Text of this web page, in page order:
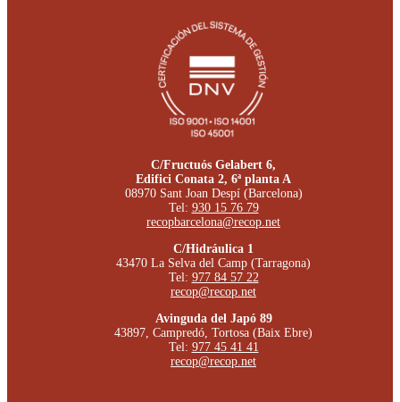
C/Fructuós Gelabert 6,
Edifici Conata 2, 6ª planta A
08970 Sant Joan Despí (Barcelona)
Tel: 930 15 76 79
recopbarcelona@recop.net
C/Hidráulica 1
43470 La Selva del Camp (Tarragona)
Tel: 977 84 57 22
recop@recop.net
Avinguda del Japó 89
43897, Campredó, Tortosa (Baix Ebre)
Tel: 977 45 41 41
recop@recop.net